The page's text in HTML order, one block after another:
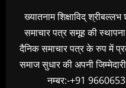
ख्यातनाम शिक्षाविद् श्रीबल्लभ
समाचार पत्र समूह की
दैनिक समाचार पत्र के रुप में
समाज सुधार की अपनी
नम्बर:-+91